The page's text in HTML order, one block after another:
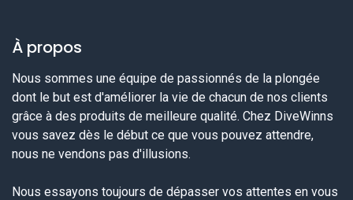
À propos
Nous sommes une équipe de passionnés de la plongée
dont le but est d'améliorer la vie de chacun de nos clients
grâce à des produits de meilleure qualité. Chez DiveWinns
vous savez dès le début ce que vous pouvez attendre,
nous ne vendons pas d'illusions.
Nous essayons toujours de dépasser vos attentes en vous